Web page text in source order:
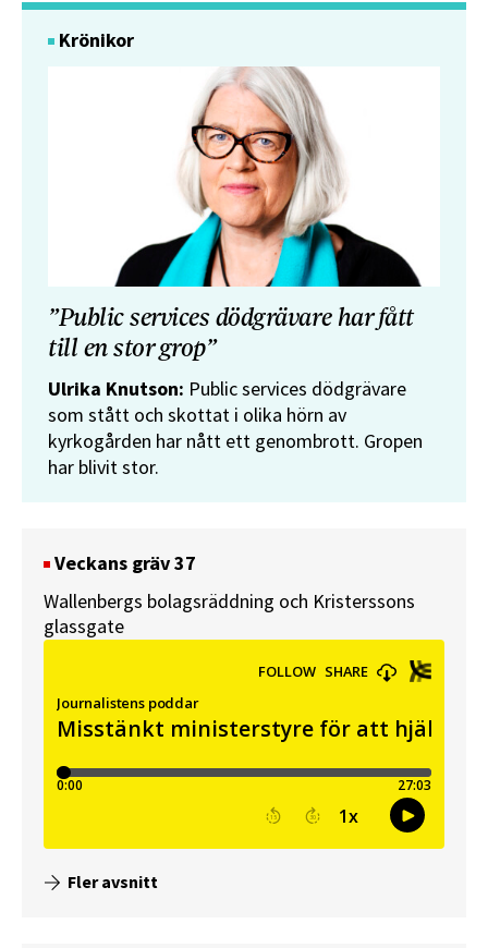
Krönikor
”Public services dödgrävare har fått
till en stor grop”
Ulrika Knutson: Public services dödgrävare
som stått och skottat i olika hörn av
kyrkogården har nått ett genombrott. Gropen
har blivit stor.
Veckans gräv 37
Wallenbergs bolagsräddning och Kristerssons
glassgate
Fler avsnitt